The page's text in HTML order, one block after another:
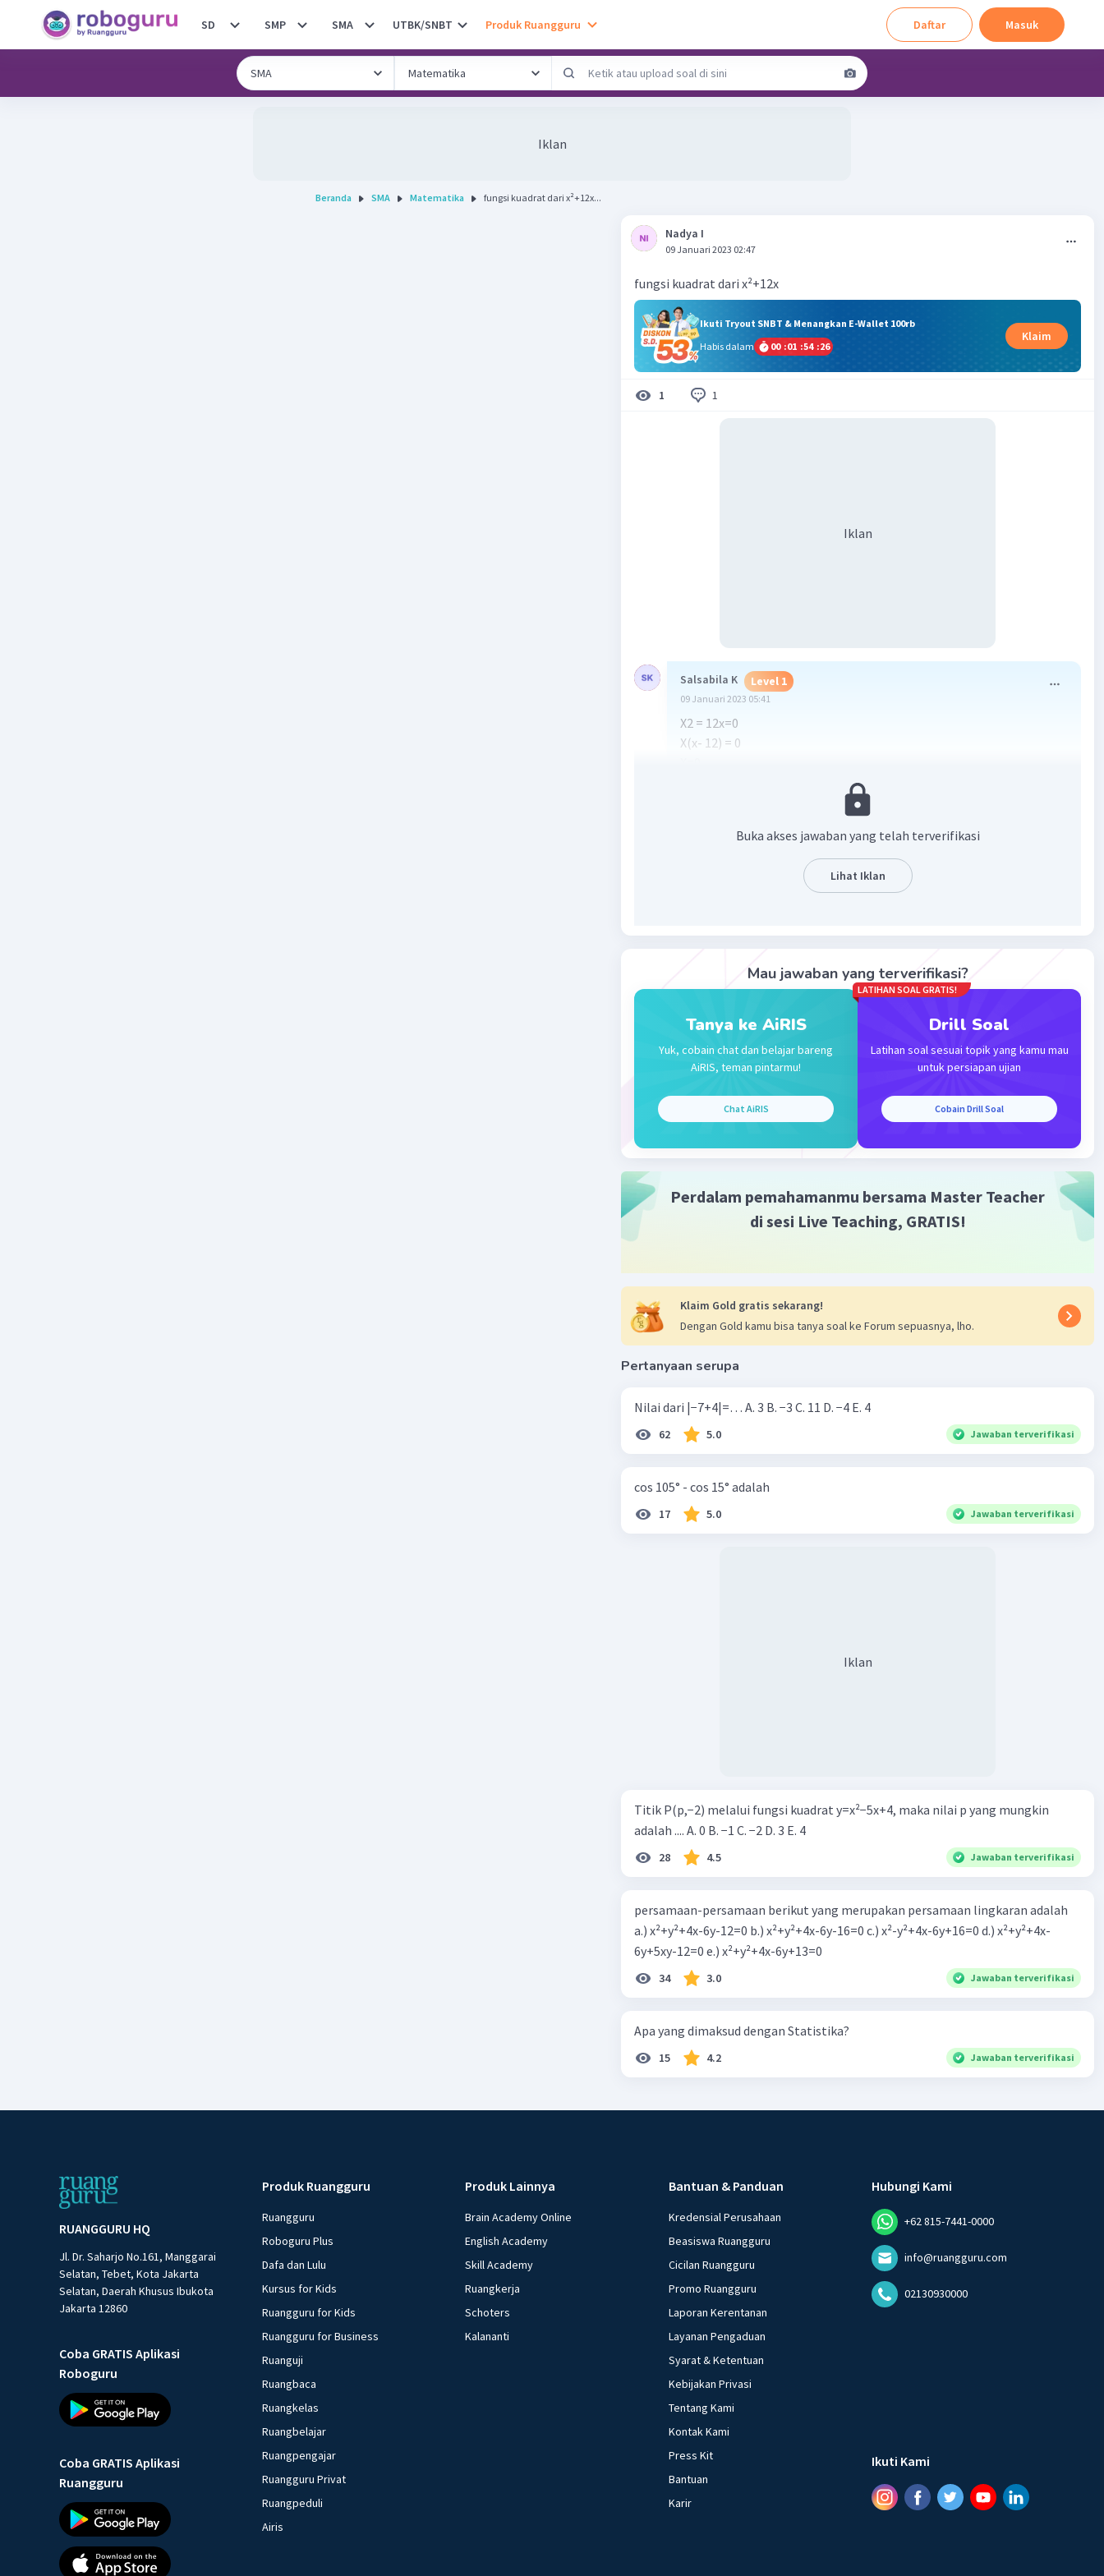
SD SMP SMA UTBK/SNBT Produk Ruangguru Daftar Masuk
Iklan
Beranda SMA Matematika fungsi kuadrat dari x²+12x...
Nadya I
09 Januari 2023 02:47
fungsi kuadrat dari x²+12x
Ikuti Tryout SNBT & Menangkan E-Wallet 100rb
Habis dalam
00 :01 :54 :26
Klaim
1 1
Iklan
Salsabila K Level 1
09 Januari 2023 05:41
X2 = 12x=0
X(x- 12) = 0
Beri Rating· 5.0(1) Balas
Iklan
Buka akses jawaban yang telah terverifikasi
Lihat Iklan
Mau jawaban yang terverifikasi?
Tanya ke AiRIS
Yuk, cobain chat dan belajar bareng
AiRIS, teman pintarmu!
Chat AiRIS
LATIHAN SOAL GRATIS!
Drill Soal
Latihan soal sesuai topik yang kamu mau
untuk persiapan ujian
Cobain Drill Soal
Perdalam pemahamanmu bersama Master Teacher
di sesi Live Teaching, GRATIS!
Klaim Gold gratis sekarang!
Dengan Gold kamu bisa tanya soal ke Forum sepuasnya, lho.
Pertanyaan serupa
Nilai dari |−7+4|=… A. 3 B. −3 C. 11 D. −4 E. 4
62 5.0 Jawaban terverifikasi
cos 105° - cos 15° adalah
17 5.0 Jawaban terverifikasi
Iklan
Titik P(p,−2) melalui fungsi kuadrat y=x²−5x+4, maka nilai p yang mungkin
adalah .... A. 0 B. −1 C. −2 D. 3 E. 4
28 4.5 Jawaban terverifikasi
persamaan-persamaan berikut yang merupakan persamaan lingkaran adalah
a.) x²+y²+4x-6y-12=0 b.) x²+y²+4x-6y-16=0 c.) x²-y²+4x-6y+16=0 d.) x²+y²+4x-
6y+5xy-12=0 e.) x²+y²+4x-6y+13=0
34 3.0 Jawaban terverifikasi
Apa yang dimaksud dengan Statistika?
15 4.2 Jawaban terverifikasi
RUANGGURU HQ
Jl. Dr. Saharjo No.161, Manggarai
Selatan, Tebet, Kota Jakarta
Selatan, Daerah Khusus Ibukota
Jakarta 12860
Coba GRATIS Aplikasi
Roboguru
Coba GRATIS Aplikasi
Ruangguru
Produk Ruangguru
Ruangguru
Roboguru Plus
Dafa dan Lulu
Kursus for Kids
Ruangguru for Kids
Ruangguru for Business
Ruanguji
Ruangbaca
Ruangkelas
Ruangbelajar
Ruangpengajar
Ruangguru Privat
Ruangpeduli
Airis
Produk Lainnya
Brain Academy Online
English Academy
Skill Academy
Ruangkerja
Schoters
Kalananti
Bantuan & Panduan
Kredensial Perusahaan
Beasiswa Ruangguru
Cicilan Ruangguru
Promo Ruangguru
Laporan Kerentanan
Layanan Pengaduan
Syarat & Ketentuan
Kebijakan Privasi
Tentang Kami
Kontak Kami
Press Kit
Bantuan
Karir
Hubungi Kami
+62 815-7441-0000
info@ruangguru.com
02130930000
Ikuti Kami